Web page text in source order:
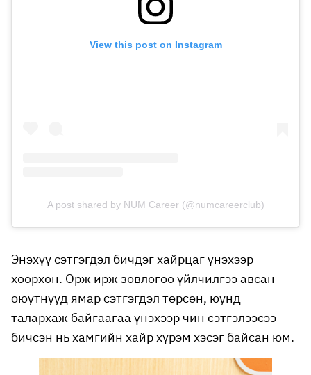
View this post on Instagram
A post shared by NUM Career (@numcareerclub)
Энэхүү сэтгэгдэл бичдэг хайрцаг үнэхээр
хөөрхөн. Орж ирж зөвлөгөө үйлчилгээ авсан
оюутнууд ямар сэтгэгдэл төрсөн, юунд
талархаж байгаагаа үнэхээр чин сэтгэлээсээ
бичсэн нь хамгийн хайр хүрэм хэсэг байсан юм.